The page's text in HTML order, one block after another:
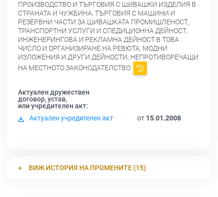
ПРОИЗВОДСТВО И ТЪРГОВИЯ С ШИВАШКИ ИЗДЕЛИЯ В
СТРАНАТА И ЧУЖБИНА, ТЪРГОВИЯ С МАШИНИ И
РЕЗЕРВНИ ЧАСТИ ЗА ШИВАШКАТА ПРОМИШЛЕНОСТ,
ТРАНСПОРТНИ УСЛУГИ И СПЕДИЦИОННА ДЕЙНОСТ,
ИНЖЕНЕРИНГОВА И РЕКЛАМНА ДЕЙНОСТ В ТОВА
ЧИСЛО И ОРГАНИЗИРАНЕ НА РЕВЮТА, МОДНИ
ИЗЛОЖЕНИЯ И ДРУГИ ДЕЙНОСТИ, НЕПРОТИВОРЕЧАЩИ
НА МЕСТНОТО ЗАКОНОДАТЕЛСТВО
Актуален дружествен
договор, устав,
или учредителен акт:
Актуален учредителен акт
от 15.01.2008
ВИЖ ИСТОРИЯ НА ПРОМЕНИТЕ (15)